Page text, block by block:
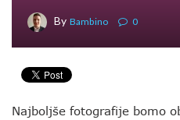
By Bambino 0
Najboljše fotografije bomo